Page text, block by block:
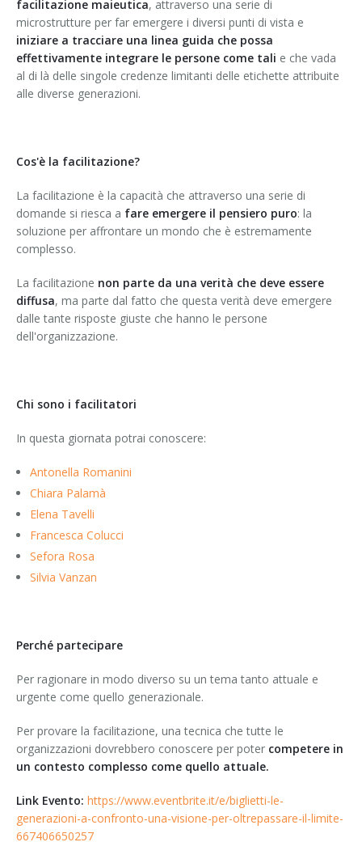
facilitazione maieutica, attraverso una serie di
microstrutture per far emergere i diversi punti di vista e
iniziare a tracciare una linea guida che possa
effettivamente integrare le persone come tali e che vada
al di là delle singole credenze limitanti delle etichette attribuite
alle diverse generazioni.
Cos'è la facilitazione?
La facilitazione è la capacità che attraverso una serie di
domande si riesca a fare emergere il pensiero puro: la
soluzione per affrontare un mondo che è estremamente
complesso.
La facilitazione non parte da una verità che deve essere
diffusa, ma parte dal fatto che questa verità deve emergere
dalle tante risposte giuste che hanno le persone
dell'organizzazione.
Chi sono i facilitatori
In questa giornata potrai conoscere:
Antonella Romanini
Chiara Palamà
Elena Tavelli
Francesca Colucci
Sefora Rosa
Silvia Vanzan
Perché partecipare
Per ragionare in modo diverso su un tema tanto attuale e
urgente come quello generazionale.
Per provare la facilitazione, una tecnica che tutte le
organizzazioni dovrebbero conoscere per poter competere in
un contesto complesso come quello attuale.
Link Evento: https://www.eventbrite.it/e/biglietti-le-
generazioni-a-confronto-una-visione-per-oltrepassare-il-limite-
667406650257